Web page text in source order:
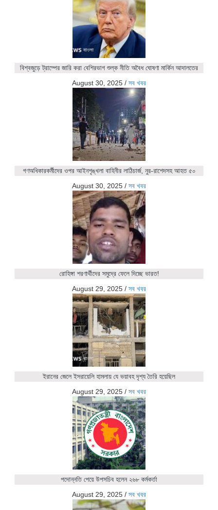
বিশ্বজুড়ে ট্রাম্পের জারি করা বেশিরভাগ শুল্ক নীতি অবৈধ ঘোষণা মার্কিন আদালতের
August 30, 2025 / সব খবর
গণঅধিকারকর্মীদের ওপর আইনশৃঙ্খলা বাহিনীর লাঠিচার্জ, নুর-রাশেদসহ আহত ৫০
August 30, 2025 / সব খবর
রোহিঙ্গা শরণার্থীদের সমুদ্রে ফেলে দিচ্ছে ভারত!
August 29, 2025 / সব খবর
ইরানের জেলে ইসরায়েলি হামলায় যে ভয়াবহ দৃশ্য তৈরি হয়েছিল
August 29, 2025 / সব খবর
পদোন্নতি পেয়ে উপসচিব হলেন ২৬৮ কর্মকর্তা
August 29, 2025 / সব খবর